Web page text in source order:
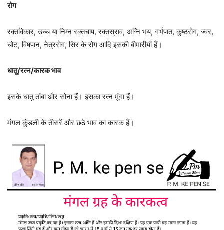
रोग
रक्तविकार, उच्च या निम्न रक्तचाप, रक्तस्राव, अग्नि भय, गर्भपात, कुष्ठरोग, ज्वर,
चोट, विषपान, नेत्ररोग, सिर के रोग आदि इसकी बीमारीयाँ हैं।
धातु/रत्न/कारक भाव
इसके धातु तांबा और सोना हैं। इसका रत्न मूंगा हैं।
मंगल कुंडली के तीसरें और छठे भाव का कारक हैं।